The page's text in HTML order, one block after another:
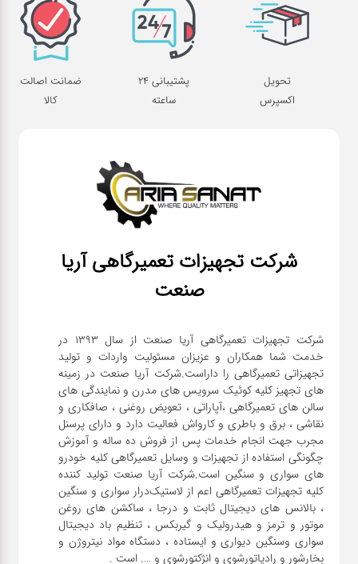
تحویل
اکسپرس
پشتیبانی 24
ساعته
ضمانت اصالت
کالا
شرکت تجهیزات تعمیرگاهی آریا
صنعت
شرکت تجهیزات تعمیرگاهی آریا صنعت از سال ۱۳۹۳ در
خدمت شما همکاران و عزیزان مسئولیت واردات و تولید
تجهیزاتی تعمیرگاهی را داراست.شرکت آریا صنعت در زمینه
های تجهیز کلیه کوئیک سرویس های مدرن و نمایندگی های
سالن های تعمیرگاهی ،آپاراتی ، تعویض روغنی ، صافکاری و
نقاشی ، برق و باطری و کارواش فعالیت دارد و دارای پرسنل
مجرب جهت انجام خدمات پس از فروش ده ساله و آموزش
چگونگی استفاده از تجهیزات و وسایل تعمیرگاهی کلیه خودرو
های سواری و سنگین است.شرکت آریا صنعت تولید کننده
کلیه تجهیزات تعمیرگاهی اعم از لاستیک‌درار سواری و ‌سنگین
، بالانس های دیجیتال ثابت و درجا ، ساکشن های روغن
موتور و ترمز و هیدرولیک و گیربکس ، تنظیم باد دیجیتال
سواری و‌سنگین دیواری و ایستاده ، دستگاه مواد نیتروژن و